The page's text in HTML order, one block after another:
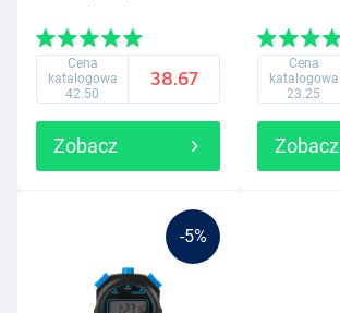
Cena
katalogowa
42.50
38.67
Zobacz
Cena
katalogowa
23.25
Zobacz
-5%